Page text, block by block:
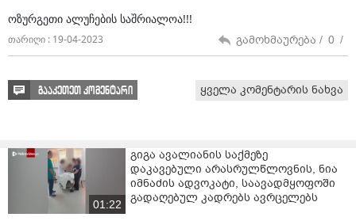
ოზურგეთი ალუჩების საშრიალოა!!!
თარიღი : 19-04-2023 გამოხმაურება / 0 /
გააკეთეთ კომენტარი ყველა კომენტარის ნახვა
01:22
გიგა ავალიანის საქმეზე
დაკავებული არასრულწლოვნის, ნია
იმნაძის ადვოკატი, საავადმყოფოში
გადაღებულ კადრებს ავრცელებს